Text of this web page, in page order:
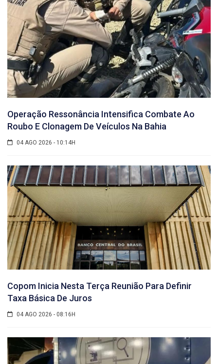
Operação Ressonância Intensifica Combate Ao
Roubo E Clonagem De Veículos Na Bahia
04 AGO 2026 - 10:14H
Copom Inicia Nesta Terça Reunião Para Definir
Taxa Básica De Juros
04 AGO 2026 - 08:16H